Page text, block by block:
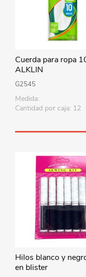
Cuerda para ropa
ALKLIN
G2545
Medida:
Cantidad por caja: 12
Hilos blanco y
en blister